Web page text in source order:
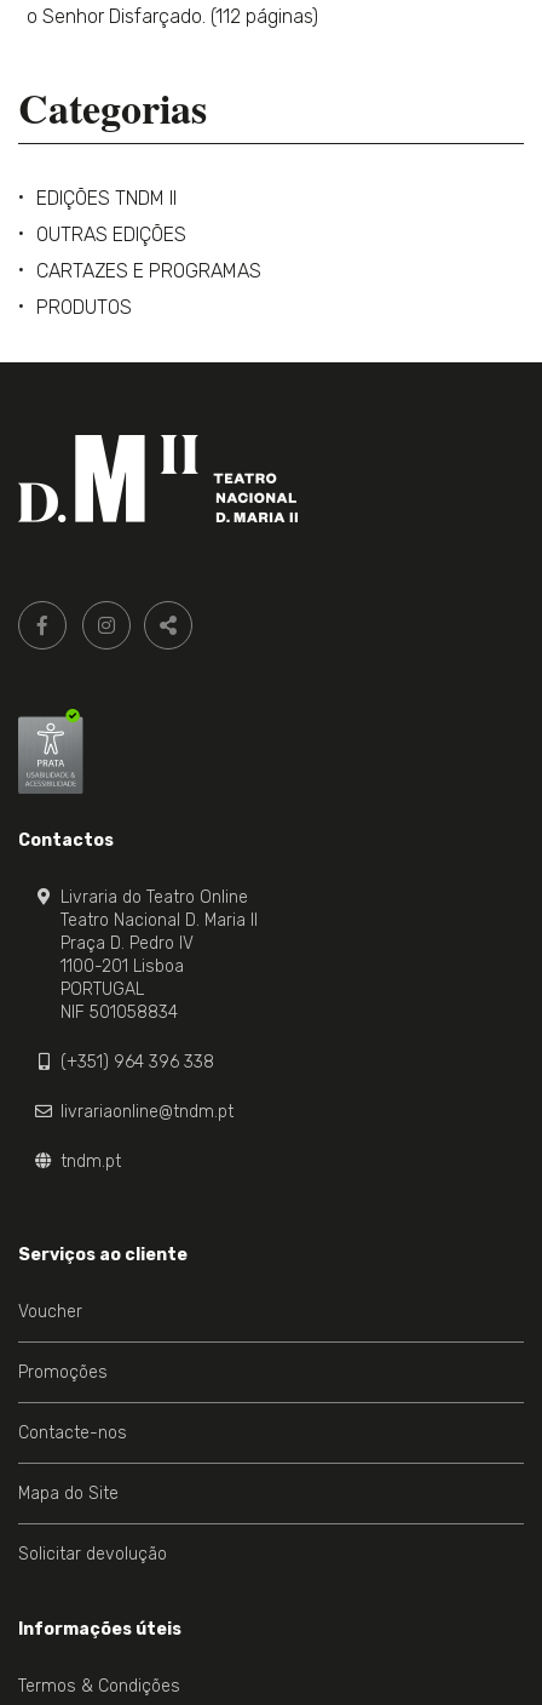
o Senhor Disfarçado. (112 páginas)
Categorias
EDIÇÕES TNDM II
OUTRAS EDIÇÕES
CARTAZES E PROGRAMAS
PRODUTOS
Siga-
nos:
FACEBOOK LIVRARIA DO TEATRO ONLINE.
INSTAGRAM LIVRARIA DO TEATRO ONLINE.
PARTILHAR
Contactos
Livraria do Teatro Online
Teatro Nacional D. Maria II
Praça D. Pedro IV
1100-201 Lisboa
PORTUGAL
NIF 501058834
(+351) 964 396 338
livrariaonline@tndm.pt
tndm.pt
Serviços ao cliente
Voucher
Promoções
Contacte-nos
Mapa do Site
Solicitar devolução
Informações úteis
Termos & Condições